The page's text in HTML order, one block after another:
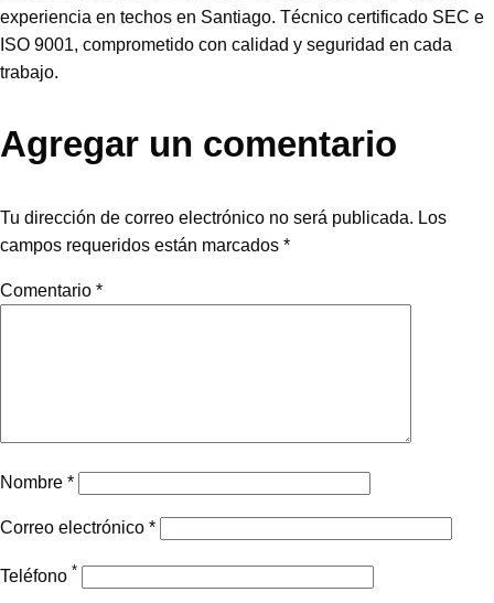
experiencia en techos en Santiago. Técnico certificado SEC e
ISO 9001, comprometido con calidad y seguridad en cada
trabajo.
Agregar un comentario
Tu dirección de correo electrónico no será publicada. Los
campos requeridos están marcados *
Comentario *
Nombre *
Correo electrónico *
Teléfono *